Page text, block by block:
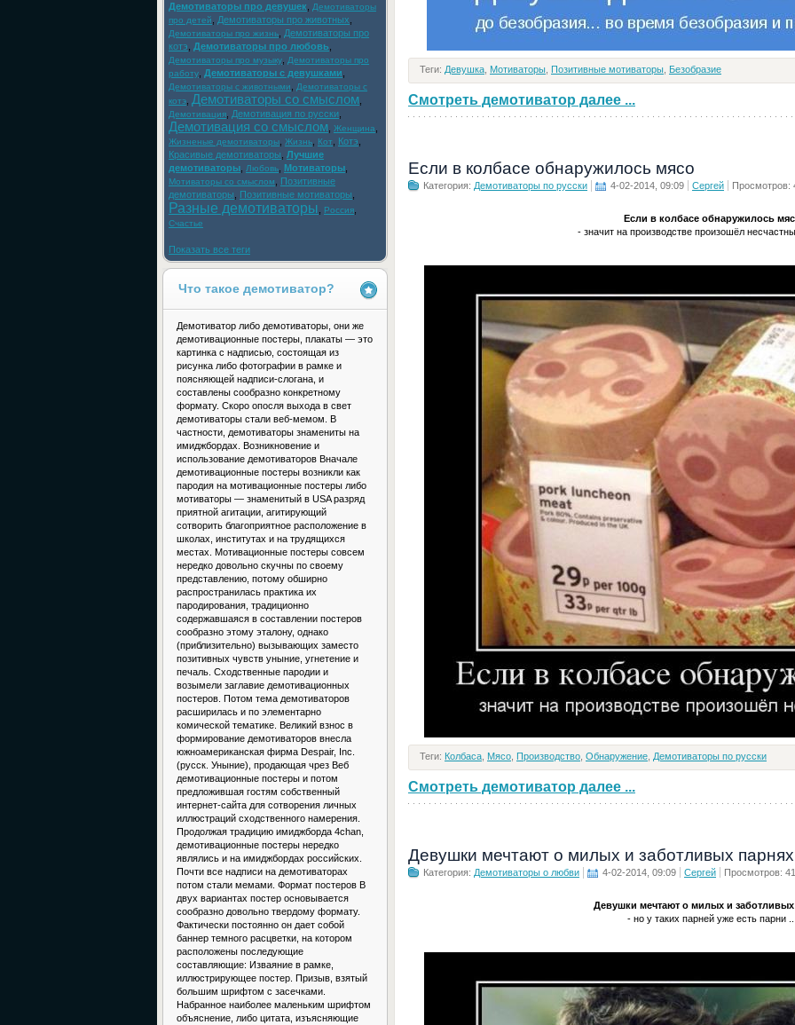
Теги: Девушка Мотиваторы Позитивные мотиваторы Безобразие
Смотреть демотиватор далее ...
Если в колбасе обнаружилось мясо
Категория: Демотиваторы по русски 4-02-2014, 09:09 Сергей Просмотров:
Если в колбасе обнаружилось
- значит на производстве произошёл
Теги: Колбаса Мясо Производство Обнаружение Демотиваторы по русски
Смотреть демотиватор далее ...
Девушки мечтают о милых и заботливых парнях
Категория: Демотиваторы о любви 4-02-2014, 09:09 Сергей Просмотров:
Девушки мечтают о милых и заботливых
- но у таких парней уже есть парни
Демотиваторы про девушек
Демотиваторы
про детей
Демотиваторы про животных
Демотиваторы про жизнь
Демотиваторы про
котэ
Демотиваторы про любовь
Демотиваторы про музыку
Демотиваторы про
работу
Демотиваторы с девушками
Демотиваторы с животными
Демотиваторы с
котэ
Демотиваторы со смыслом
Демотивация Демотивация по русски
Демотивация со смыслом Женщина
Жизненые демотиваторы Жизнь Кот Котэ
Красивые демотиваторы Лучшие
демотиваторы
Любовь Мотиваторы
Мотиваторы со смыслом
Позитивные
демотиваторы
Позитивные мотиваторы
Разные демотиваторы Россия
Счастье
Показать все теги
Что такое демотиватор?
Демотиватор либо демотиваторы, они же
демотивационные постеры, плакаты — это
картинка с надписью, состоящая из
рисунка либо фотографии в рамке и
поясняющей надписи-слогана, и
составлены сообразно конкретному
формату. Скоро опосля выхода в свет
демотиваторы стали веб-мемом. В
частности, демотиваторы знамениты на
имиджбордах. Возникновение и
использование демотиваторов Вначале
демотивационные постеры возникли как
пародия на мотивационные постеры либо
мотиваторы — знаменитый в USA разряд
приятной агитации, агитирующий
сотворить благоприятное расположение в
школах, институтах и на трудящихся
местах. Мотивационные постеры совсем
нередко довольно скучны по своему
представлению, потому обширно
распространилась практика их
пародирования, традиционно
содержавшаяся в составлении постеров
сообразно этому эталону, однако
(приблизительно) вызывающих заместо
позитивных чувств уныние, угнетение и
печаль. Сходственные пародии и
возымели заглавие демотивационных
постеров. Потом тема демотиваторов
расширилась и по элементарно
комической тематике. Великий взнос в
формирование демотиваторов внесла
южноамериканская фирма Despair, Inc.
(русск. Уныние), продающая чрез Веб
демотивационные постеры и потом
предложившая гостям собственный
интернет-сайта для сотворения личных
иллюстраций сходственного намерения.
Продолжая традицию имиджборда 4chan,
демотивационные постеры нередко
являлись и на имиджбордах российских.
Почти все надписи на демотиваторах
потом стали мемами. Формат постеров В
двух вариантах постер основывается
сообразно довольно твердому формату.
Фактически постоянно он дает собой
баннер темного расцветки, на котором
расположены последующие
составляющие: Изваяние в рамке,
иллюстрирующее постер. Призыв, взятый
большим шрифтом с засечками.
Набранное наиболее маленьким шрифтом
объяснение, либо цитата, изъясняющие